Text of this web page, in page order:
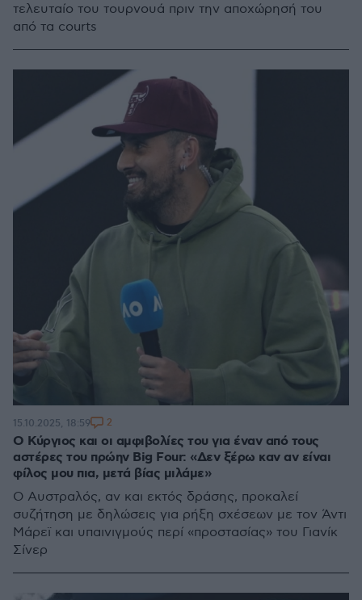
τελευταίο του τουρνουά πριν την αποχώρησή του
από τα courts
Ο Κύργιος και οι αμφιβολίες του για έναν από τους
αστέρες του πρώην Big Four: «Δεν ξέρω καν αν είναι
φίλος μου πια, μετά βίας μιλάμε»
Ο Αυστραλός, αν και εκτός δράσης, προκαλεί
συζήτηση με δηλώσεις για ρήξη σχέσεων με τον Άντι
Μάρεϊ και υπαινιγμούς περί «προστασίας» του Γιανίκ
Σίνερ
15.10.2025, 18:59 2